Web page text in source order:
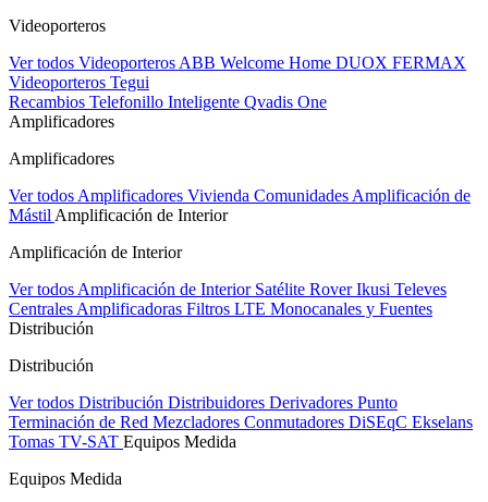
Videoporteros
Ver todos Videoporteros ABB Welcome Home DUOX FERMAX
Videoporteros Tegui
Recambios Telefonillo Inteligente Qvadis One
Amplificadores
Amplificadores
Ver todos Amplificadores Vivienda Comunidades Amplificación de
Mástil Amplificación de Interior
Amplificación de Interior
Ver todos Amplificación de Interior Satélite RoverIkusi Televes
Centrales Amplificadoras Filtros LTE Monocanales y Fuentes
Distribución
Distribución
Ver todos Distribución Distribuidores Derivadores Punto
Terminación de Red Mezcladores Conmutadores DiSEqC Ekselans
Tomas TV-SAT Equipos Medida
Equipos Medida